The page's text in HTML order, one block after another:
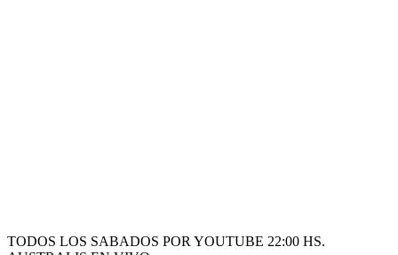
TODOS LOS SABADOS POR YOUTUBE 22:00 HS.